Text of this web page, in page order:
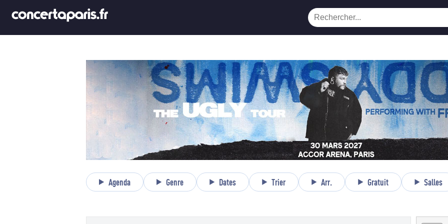
Agenda Genre Dates Trier Arr. Gratuit Salles